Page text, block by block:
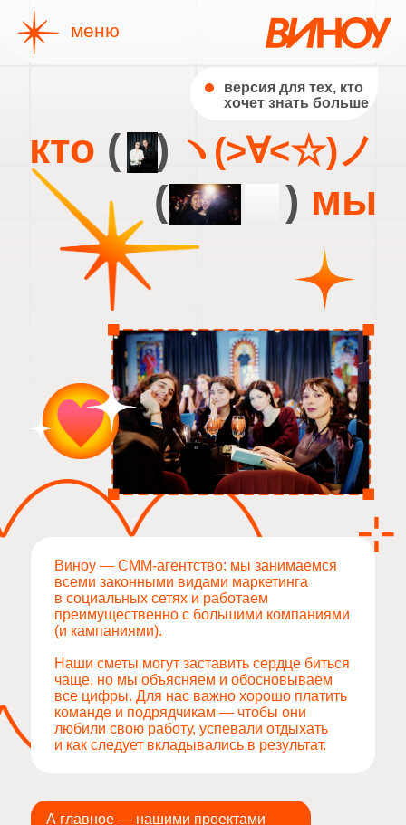
меню
А главное — нашими проектами
и кейсами можно гордиться: и нам,
и клиентам.
Виноу — СММ-агентство: мы занимаемся
всеми законными видами маркетинга
в социальных сетях и работаем
преимущественно с большими компаниями
Наши сметы могут заставить сердце биться
чаще, но мы объясняем и обосновываем
все цифры. Для нас важно хорошо платить
команде и подрядчикам — чтобы они
любили свою работу, успевали отдыхать
кто ...)
(......... ) мы
ヽ(>∀<☆)ノ
хочет знать больше